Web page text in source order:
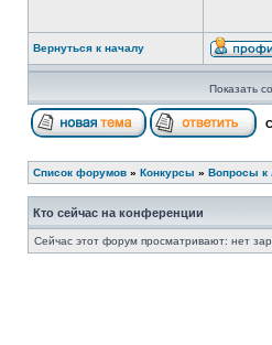
Вернуться к началу
Показать
Список форумов » Конкурсы » Вопросы к
Кто сейчас на конференции
Сейчас этот форум просматривают: нет